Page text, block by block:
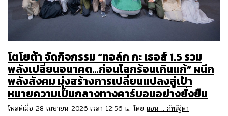
โตโยต้า จัดกิจกรรม “ทอล์ก กะ เธอส์ 1.5 รวม
พลังเปลี่ยนอนาคต…ก่อนโลกร้อนเกินแก้” ผนึก
พลังสังคม มุ่งสร้างการเปลี่ยนแปลงสู่เป้า
หมายความเป็นกลางทางคาร์บอนอย่างยั่งยืน
โพสต์เมื่อ 28 เมษายน 2026 เวลา 12:56 น. โดย แอน .. ภัทร์ฐิตา